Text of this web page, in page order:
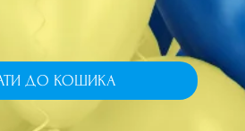
ДО КОШИКА